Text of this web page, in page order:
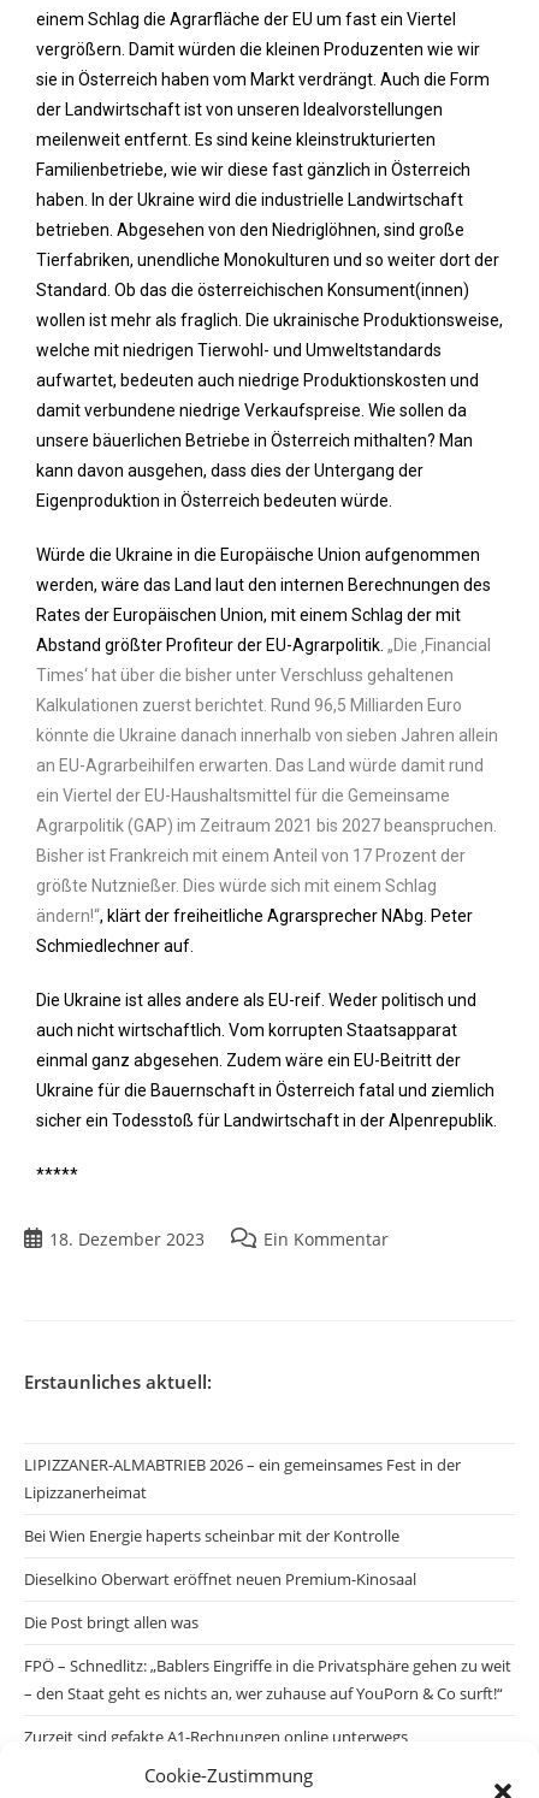
Cookie-Zustimmung
einem Schlag die Agrarfläche der EU um fast ein Viertel
vergrößern. Damit würden die kleinen Produzenten wie wir
sie in Österreich haben vom Markt verdrängt. Auch die Form
der Landwirtschaft ist von unseren Idealvorstellungen
meilenweit entfernt. Es sind keine kleinstrukturierten
Familienbetriebe, wie wir diese fast gänzlich in Österreich
haben. In der Ukraine wird die industrielle Landwirtschaft
betrieben. Abgesehen von den Niedriglöhnen, sind große
Tierfabriken, unendliche Monokulturen und so weiter dort der
Standard. Ob das die österreichischen Konsument(innen)
wollen ist mehr als fraglich. Die ukrainische Produktionsweise,
welche mit niedrigen Tierwohl- und Umweltstandards
aufwartet, bedeuten auch niedrige Produktionskosten und
damit verbundene niedrige Verkaufspreise. Wie sollen da
unsere bäuerlichen Betriebe in Österreich mithalten? Man
kann davon ausgehen, dass dies der Untergang der
Eigenproduktion in Österreich bedeuten würde.
Würde die Ukraine in die Europäische Union aufgenommen
werden, wäre das Land laut den internen Berechnungen des
Rates der Europäischen Union, mit einem Schlag der mit
Abstand größter Profiteur der EU-Agrarpolitik. „Die ‚Financial
Times‘ hat über die bisher unter Verschluss gehaltenen
Kalkulationen zuerst berichtet. Rund 96,5 Milliarden Euro
könnte die Ukraine danach innerhalb von sieben Jahren allein
an EU-Agrarbeihilfen erwarten. Das Land würde damit rund
ein Viertel der EU-Haushaltsmittel für die Gemeinsame
Agrarpolitik (GAP) im Zeitraum 2021 bis 2027 beanspruchen.
Bisher ist Frankreich mit einem Anteil von 17 Prozent der
größte Nutznießer. Dies würde sich mit einem Schlag
ändern!“, klärt der freiheitliche Agrarsprecher NAbg. Peter
Schmiedlechner auf.
Die Ukraine ist alles andere als EU-reif. Weder politisch und
auch nicht wirtschaftlich. Vom korrupten Staatsapparat
einmal ganz abgesehen. Zudem wäre ein EU-Beitritt der
Ukraine für die Bauernschaft in Österreich fatal und ziemlich
sicher ein Todesstoß für Landwirtschaft in der Alpenrepublik.
*****
18. Dezember 2023 Ein Kommentar
Erstaunliches aktuell:
LIPIZZANER-ALMABTRIEB 2026 – ein gemeinsames Fest in der
Lipizzanerheimat
Bei Wien Energie haperts scheinbar mit der Kontrolle
Dieselkino Oberwart eröffnet neuen Premium-Kinosaal
Die Post bringt allen was
FPÖ – Schnedlitz: „Bablers Eingriffe in die Privatsphäre gehen zu weit
– den Staat geht es nichts an, wer zuhause auf YouPorn & Co surft!“
Zurzeit sind gefakte A1-Rechnungen online unterwegs
Salzburgs Juden und ihre Sicherheit: „Erst nach einem Anschlag wäre